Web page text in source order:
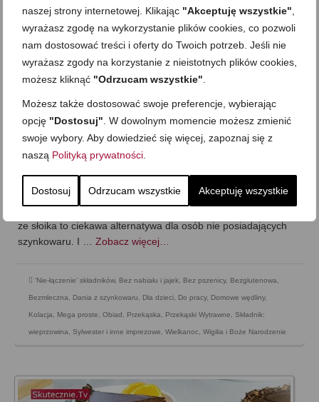
naszej strony internetowej. Klikając "Akceptuję wszystkie"
wyrażasz zgodę na wykorzystanie plików cookies, co pozwoli
nam dostosować treści i oferty do Twoich potrzeb. Jeśli nie
wyrażasz zgody na korzystanie z nieistotnych plików cookies,
możesz kliknąć "Odrzucam wszystkie"
Możesz także dostosować swoje preferencje, wybierając
opcję "Dostosuj" . W dowolnym momencie możesz zmienić
swoje wybory. Aby dowiedzieć się więcej, zapoznaj się z
naszą Polityką prywatności
Dostosuj Odrzucam wszystkie Akceptuję wszystkie
Schab ze słoika
on27 MARCA 2021 zJEDEN KOMENTARZ
Dzisiaj schab ze słoika –u mnie z wieprzową kiełbasą, co daje
piękne plastry „oczka” po pokrojeniu, ale warto wiedzieć, że
można też zrobić sam schab, bez nadziewania środka. Schab
ze słoika to ciekawa alternatywa dla osób nie posiadających
szynkowaru. I … Zobacz więcej…
'Nie-łączenie' składników, Bez nabiału i jajek Bez pszenicy, Bezglutenowa
Bezmleczna Dania z szynkowaru Dla dzieci Do pracy, Domowe wędliny,
Kolacja Mega proste Obiad Przekąska Przekąski Wytrawne Składnik:
wieprzowina Sylwester i inne imprezowe Wielkanoc Wigilia i Boże Narodzenie